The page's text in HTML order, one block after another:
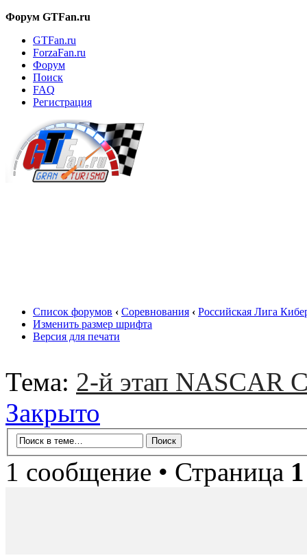
Форум GTFan.ru
GTFan.ru
ForzaFan.ru
Форум
Поиск
FAQ
Регистрация
Список форумов ‹ Соревнования ‹ Российская Лига
Изменить размер шрифта
Версия для печати
Тема: 2-й этап NASCAR
Закрыто
1 сообщение • Страница 1